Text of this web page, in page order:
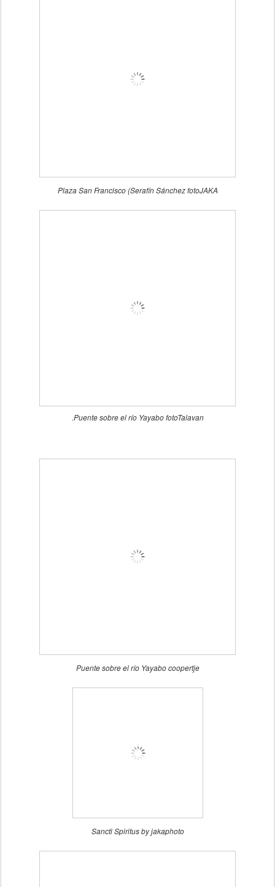
Plaza San Francisco (Serafín Sánchez fotoJAKA
.Puente sobre el río Yayabo fotoTalavan
Puente sobre el río Yayabocoopertje
Sancti Spiritus by jakaphoto